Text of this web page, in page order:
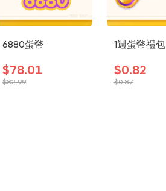
6880蛋幣
$78.01
$82.99
1週蛋幣禮包
$0.82
$0.87